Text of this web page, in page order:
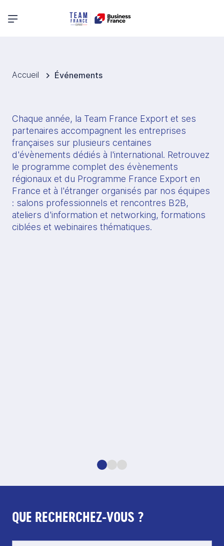
Menu principal
Accueil Événements
Chaque année, la Team France Export et ses
partenaires accompagnent les entreprises
françaises sur plusieurs centaines
d'évènements dédiés à l'international. Retrouvez
le programme complet des évènements
régionaux et du Programme France Export en
France et à l'étranger organisés par nos équipes
: salons professionnels et rencontres B2B,
ateliers d'information et networking, formations
ciblées et webinaires thématiques.
QUE RECHERCHEZ-VOUS ?